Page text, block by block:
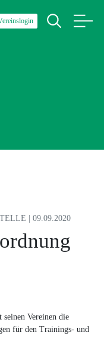
| 09.09.2020
seinen Vereinen die
für den Trainings- und